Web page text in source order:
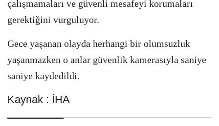
çalışmamaları ve güvenli mesafeyi korumaları
gerektiğini vurguluyor.
Gece yaşanan olayda herhangi bir olumsuzluk
yaşanmazken o anlar güvenlik kamerasıyla saniye
saniye kaydedildi.
Kaynak : İHA